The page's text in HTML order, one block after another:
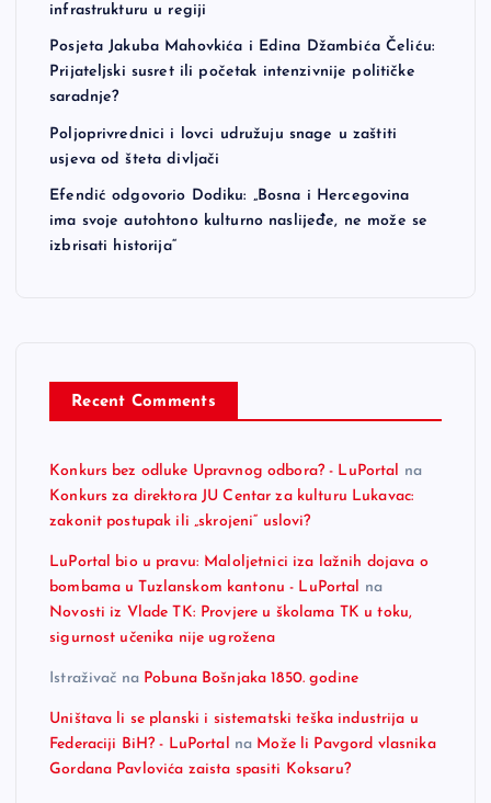
infrastrukturu u regiji
Posjeta Jakuba Mahovkića i Edina Džambića Čeliću:
Prijateljski susret ili početak intenzivnije političke
saradnje?
Poljoprivrednici i lovci udružuju snage u zaštiti
usjeva od šteta divljači
Efendić odgovorio Dodiku: „Bosna i Hercegovina
ima svoje autohtono kulturno naslijeđe, ne može se
izbrisati historija“
Recent Comments
Konkurs bez odluke Upravnog odbora? - LuPortal na
Konkurs za direktora JU Centar za kulturu Lukavac:
zakonit postupak ili „skrojeni“ uslovi?
LuPortal bio u pravu: Maloljetnici iza lažnih dojava o
bombama u Tuzlanskom kantonu - LuPortal na
Novosti iz Vlade TK: Provjere u školama TK u toku,
sigurnost učenika nije ugrožena
Istraživač na Pobuna Bošnjaka 1850. godine
Uništava li se planski i sistematski teška industrija u
Federaciji BiH? - LuPortal na Može li Pavgord vlasnika
Gordana Pavlovića zaista spasiti Koksaru?